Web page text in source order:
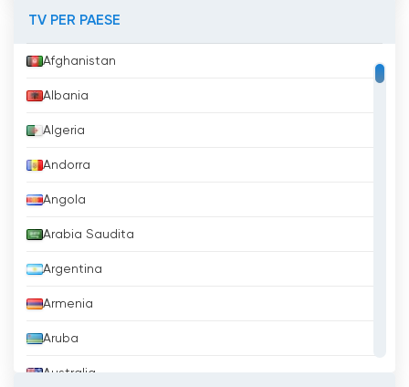
live online
TV PER PAESE
Afghanistan
Albania
Algeria
Andorra
Angola
Arabia Saudita
Argentina
Armenia
Aruba
Australia